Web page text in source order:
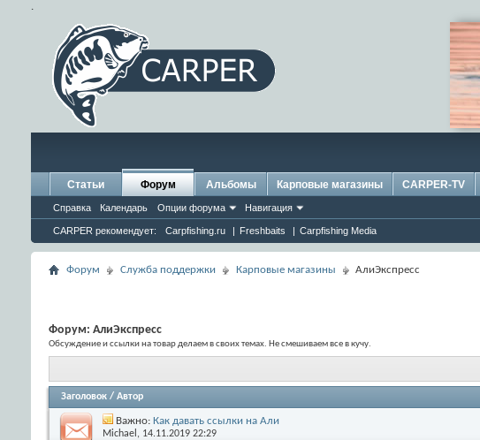
.
Статьи Форум
Справка Календарь Опции форума Навигация
CARPER рекомендует: Carpfishing.ru | Freshbaits | Carpfishing Media
Альбомы Карповые магазины CARPER-TV
Форум Служба поддержки Карповые магазины АлиЭкспресс
Форум: АлиЭкспресс
Обсуждение и ссылки на товар делаем в своих темах. Не смешиваем все в кучу.
Заголовок / Автор
Важно: Как давать ссылки на Али
Michael , 14.11.2019 22:29